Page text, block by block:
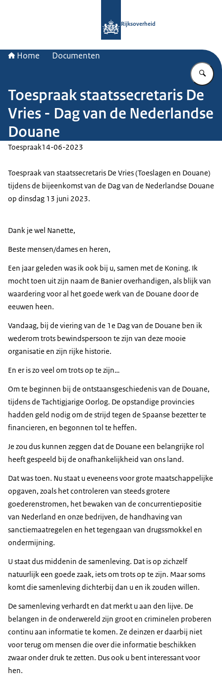
Rijksoverheid
Home Documenten
Toespraak staatssecretaris De
Vries - Dag van de Nederlandse
Douane
Toespraak14-06-2023
Toespraak van staatssecretaris De Vries (Toeslagen en Douane)
tijdens de bijeenkomst van de Dag van de Nederlandse Douane
op dinsdag 13 juni 2023.
Dank je wel Nanette,
Beste mensen/dames en heren,
Een jaar geleden was ik ook bij u, samen met de Koning. Ik
mocht toen uit zijn naam de Banier overhandigen, als blijk van
waardering voor al het goede werk van de Douane door de
eeuwen heen.
Vandaag, bij de viering van de 1e Dag van de Douane ben ik
wederom trots bewindspersoon te zijn van deze mooie
organisatie en zijn rijke historie.
En er is zo veel om trots op te zijn…
Om te beginnen bij de ontstaansgeschiedenis van de Douane,
tijdens de Tachtigjarige Oorlog. De opstandige provincies
hadden geld nodig om de strijd tegen de Spaanse bezetter te
financieren, en begonnen tol te heffen.
Je zou dus kunnen zeggen dat de Douane een belangrijke rol
heeft gespeeld bij de onafhankelijkheid van ons land.
Dat was toen. Nu staat u eveneens voor grote maatschappelijke
opgaven, zoals het controleren van steeds grotere
goederenstromen, het bewaken van de concurrentiepositie
van Nederland en onze bedrijven, de handhaving van
sanctiemaatregelen en het tegengaan van drugssmokkel en
ondermijning.
U staat dus middenin de samenleving. Dat is op zichzelf
natuurlijk een goede zaak, iets om trots op te zijn. Maar soms
komt die samenleving dichterbij dan u en ik zouden willen.
De samenleving verhardt en dat merkt u aan den lijve. De
belangen in de onderwereld zijn groot en criminelen proberen
continu aan informatie te komen. Ze deinzen er daarbij niet
voor terug om mensen die over die informatie beschikken
zwaar onder druk te zetten. Dus ook u bent interessant voor
hen.